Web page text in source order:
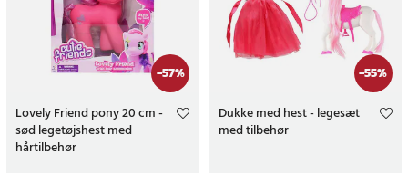
-57%
Lovely Friend pony 20 cm -
sød legetøjshest med
hårtilbehør
-55%
Dukke med hest - legesæt
med tilbehør